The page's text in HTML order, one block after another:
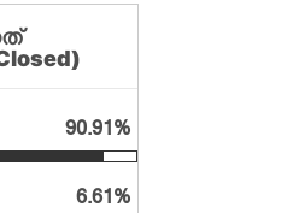
90.91%
6.61%